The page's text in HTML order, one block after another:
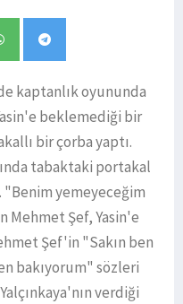
kaptanlık oyununda
beklemediği bir
bir çorba yaptı.
tabaktaki portakal
"Benim yemeyeceğim
Mehmet Şef, Yasin'e
Şef'in "Sakın ben
bakıyorum" sözleri
verdiği